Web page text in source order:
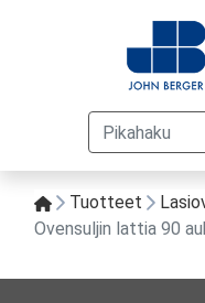
Tuotteet
Ovensuljin lattia 90